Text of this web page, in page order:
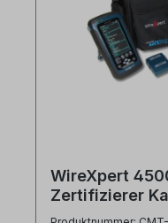
WireXpert
Zertifizierer